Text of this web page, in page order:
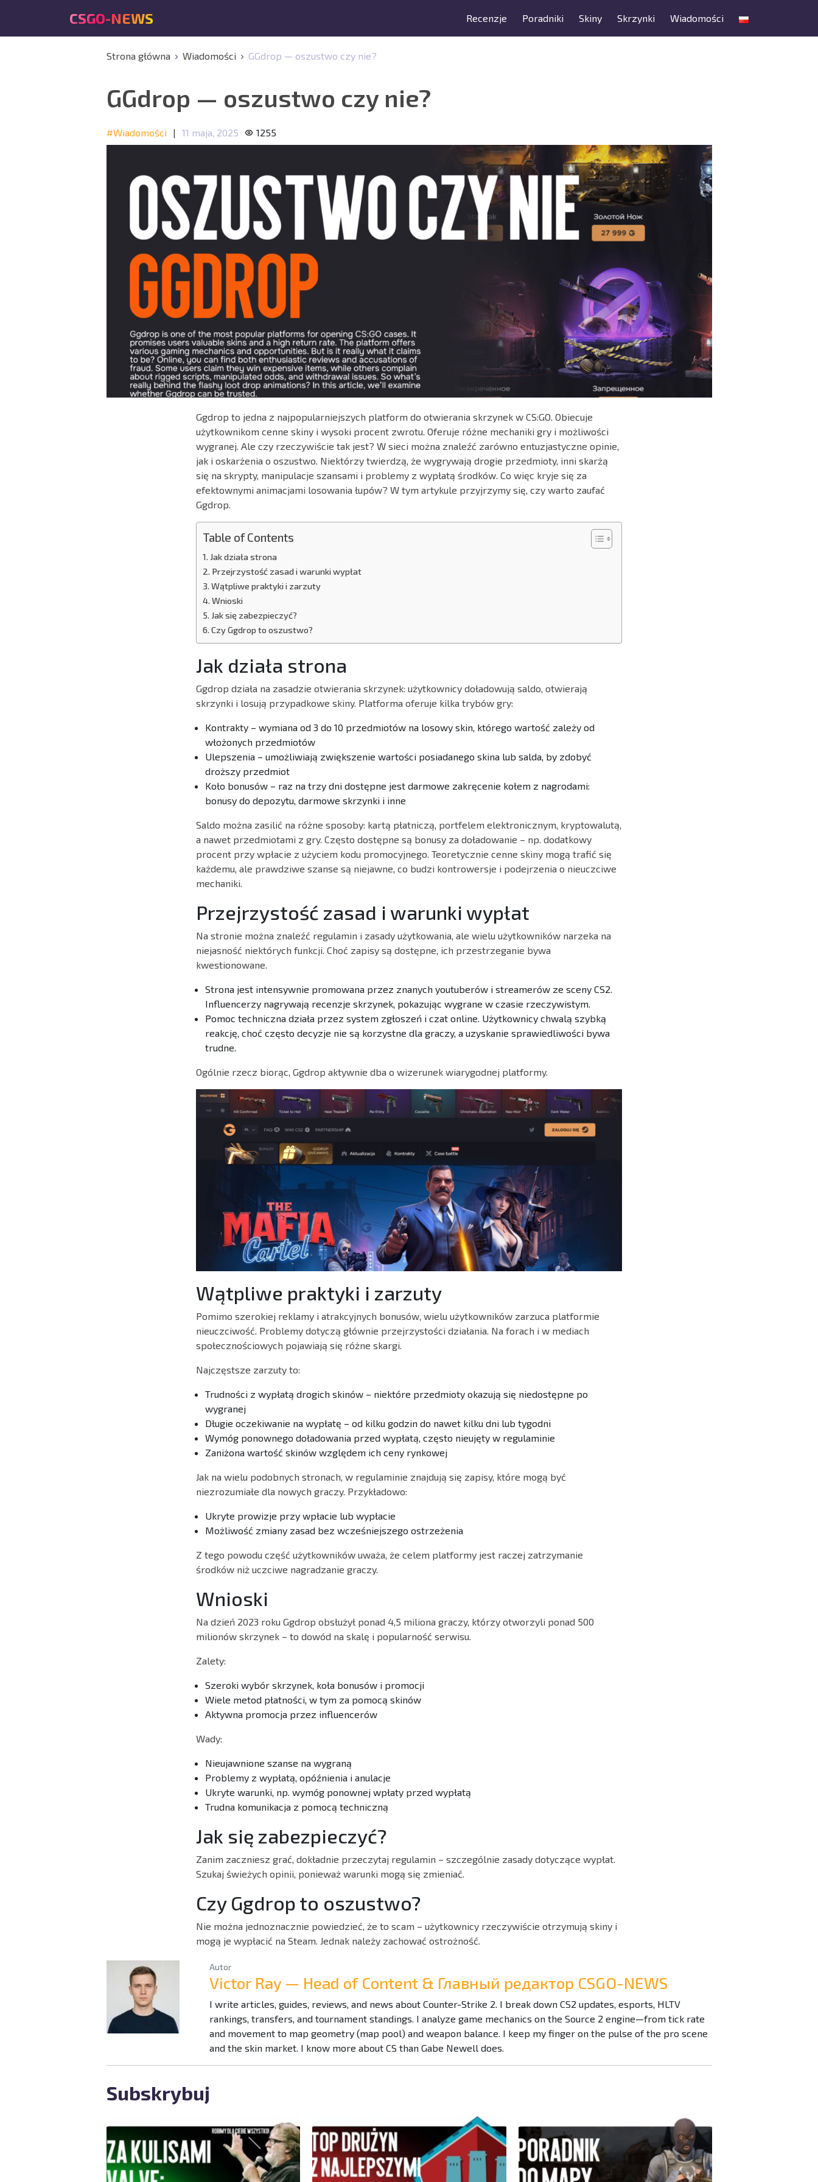
CSGO-NEWS Recenzje Poradniki Skiny Skrzynki Wiadomości
Strona główna Wiadomości GGdrop — oszustwo czy nie?
GGdrop — oszustwo czy nie?
#Wiadomości | 11 maja, 2025 1255
Ggdrop to jedna z najpopularniejszych platform do otwierania skrzynek w CS:GO. Obiecuje
użytkownikom cenne skiny i wysoki procent zwrotu. Oferuje różne mechaniki gry i możliwości
wygranej. Ale czy rzeczywiście tak jest? W sieci można znaleźć zarówno entuzjastyczne opinie,
jak i oskarżenia o oszustwo. Niektórzy twierdzą, że wygrywają drogie przedmioty, inni skarżą
się na skrypty, manipulacje szansami i problemy z wypłatą środków. Co więc kryje się za
efektownymi animacjami losowania łupów? W tym artykule przyjrzymy się, czy warto zaufać
Ggdrop.
Table of Contents
Jak działa strona
Przejrzystość zasad i warunki wypłat
Wątpliwe praktyki i zarzuty
Wnioski
Jak się zabezpieczyć?
Czy Ggdrop to oszustwo?
Jak działa strona
Ggdrop działa na zasadzie otwierania skrzynek: użytkownicy doładowują saldo, otwierają
skrzynki i losują przypadkowe skiny. Platforma oferuje kilka trybów gry:
Kontrakty – wymiana od 3 do 10 przedmiotów na losowy skin, którego wartość zależy od
włożonych przedmiotów
Ulepszenia – umożliwiają zwiększenie wartości posiadanego skina lub salda, by zdobyć
droższy przedmiot
Koło bonusów – raz na trzy dni dostępne jest darmowe zakręcenie kołem z nagrodami:
bonusy do depozytu, darmowe skrzynki i inne
Saldo można zasilić na różne sposoby: kartą płatniczą, portfelem elektronicznym, kryptowalutą,
a nawet przedmiotami z gry. Często dostępne są bonusy za doładowanie – np. dodatkowy
procent przy wpłacie z użyciem kodu promocyjnego. Teoretycznie cenne skiny mogą trafić się
każdemu, ale prawdziwe szanse są niejawne, co budzi kontrowersje i podejrzenia o nieuczciwe
mechaniki.
Przejrzystość zasad i warunki wypłat
Na stronie można znaleźć regulamin i zasady użytkowania, ale wielu użytkowników narzeka na
niejasność niektórych funkcji. Choć zapisy są dostępne, ich przestrzeganie bywa
kwestionowane.
Strona jest intensywnie promowana przez znanych youtuberów i streamerów ze sceny CS2.
Influencerzy nagrywają recenzje skrzynek, pokazując wygrane w czasie rzeczywistym.
Pomoc techniczna działa przez system zgłoszeń i czat online. Użytkownicy chwalą szybką
reakcję, choć często decyzje nie są korzystne dla graczy, a uzyskanie sprawiedliwości bywa
trudne.
Ogólnie rzecz biorąc, Ggdrop aktywnie dba o wizerunek wiarygodnej platformy.
Wątpliwe praktyki i zarzuty
Pomimo szerokiej reklamy i atrakcyjnych bonusów, wielu użytkowników zarzuca platformie
nieuczciwość. Problemy dotyczą głównie przejrzystości działania. Na forach i w mediach
społecznościowych pojawiają się różne skargi.
Najczęstsze zarzuty to:
Trudności z wypłatą drogich skinów – niektóre przedmioty okazują się niedostępne po
wygranej
Długie oczekiwanie na wypłatę – od kilku godzin do nawet kilku dni lub tygodni
Wymóg ponownego doładowania przed wypłatą, często nieujęty w regulaminie
Zaniżona wartość skinów względem ich ceny rynkowej
Jak na wielu podobnych stronach, w regulaminie znajdują się zapisy, które mogą być
niezrozumiałe dla nowych graczy. Przykładowo:
Ukryte prowizje przy wpłacie lub wypłacie
Możliwość zmiany zasad bez wcześniejszego ostrzeżenia
Z tego powodu część użytkowników uważa, że celem platformy jest raczej zatrzymanie
środków niż uczciwe nagradzanie graczy.
Wnioski
Na dzień 2023 roku Ggdrop obsłużył ponad 4,5 miliona graczy, którzy otworzyli ponad 500
milionów skrzynek – to dowód na skalę i popularność serwisu.
Zalety:
Szeroki wybór skrzynek, koła bonusów i promocji
Wiele metod płatności, w tym za pomocą skinów
Aktywna promocja przez influencerów
Wady:
Nieujawnione szanse na wygraną
Problemy z wypłatą, opóźnienia i anulacje
Ukryte warunki, np. wymóg ponownej wpłaty przed wypłatą
Trudna komunikacja z pomocą techniczną
Jak się zabezpieczyć?
Zanim zaczniesz grać, dokładnie przeczytaj regulamin – szczególnie zasady dotyczące wypłat.
Szukaj świeżych opinii, ponieważ warunki mogą się zmieniać.
Czy Ggdrop to oszustwo?
Nie można jednoznacznie powiedzieć, że to scam – użytkownicy rzeczywiście otrzymują skiny i
mogą je wypłacić na Steam. Jednak należy zachować ostrożność.
Autor
Victor Ray — Head of Content & Главный редактор CSGO-NEWS
I write articles, guides, reviews, and news about Counter-Strike 2. I break down CS2 updates, esports, HLTV
rankings, transfers, and tournament standings. I analyze game mechanics on the Source 2 engine—from tick rate
and movement to map geometry (map pool) and weapon balance. I keep my finger on the pulse of the pro scene
and the skin market. I know more about CS than Gabe Newell does.
Subskrybuj